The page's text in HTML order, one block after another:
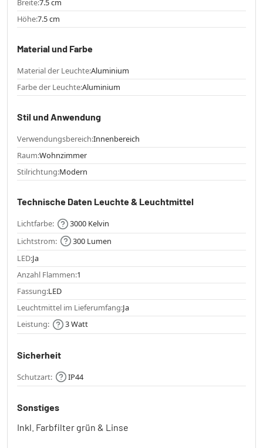
Breite:7.5 cm
Höhe:7.5 cm
Material und Farbe
Material der Leuchte:Aluminium
Farbe der Leuchte:Aluminium
Stil und Anwendung
Verwendungsbereich:Innenbereich
Raum:Wohnzimmer
Stilrichtung:Modern
Technische Daten Leuchte & Leuchtmittel
Lichtfarbe:
3000 Kelvin
Lichtstrom:
300 Lumen
LED:Ja
Anzahl Flammen:1
Fassung:LED
Leuchtmittel im Lieferumfang:Ja
Leistung:
3 Watt
Sicherheit
Schutzart: IP44
Sonstiges
Inkl. Farbfilter grün & Linse